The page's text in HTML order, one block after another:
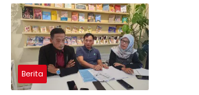
Masyarakat
Berita